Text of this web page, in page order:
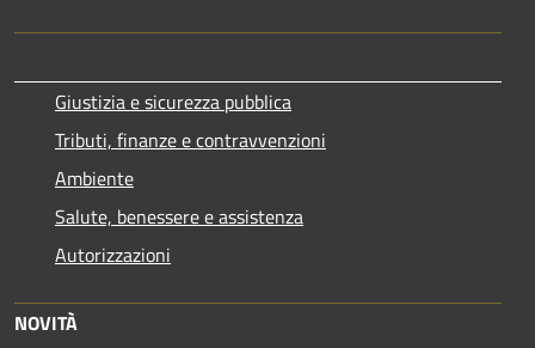
Giustizia e sicurezza pubblica
Tributi, finanze e contravvenzioni
Ambiente
Salute, benessere e assistenza
Autorizzazioni
NOVITÀ